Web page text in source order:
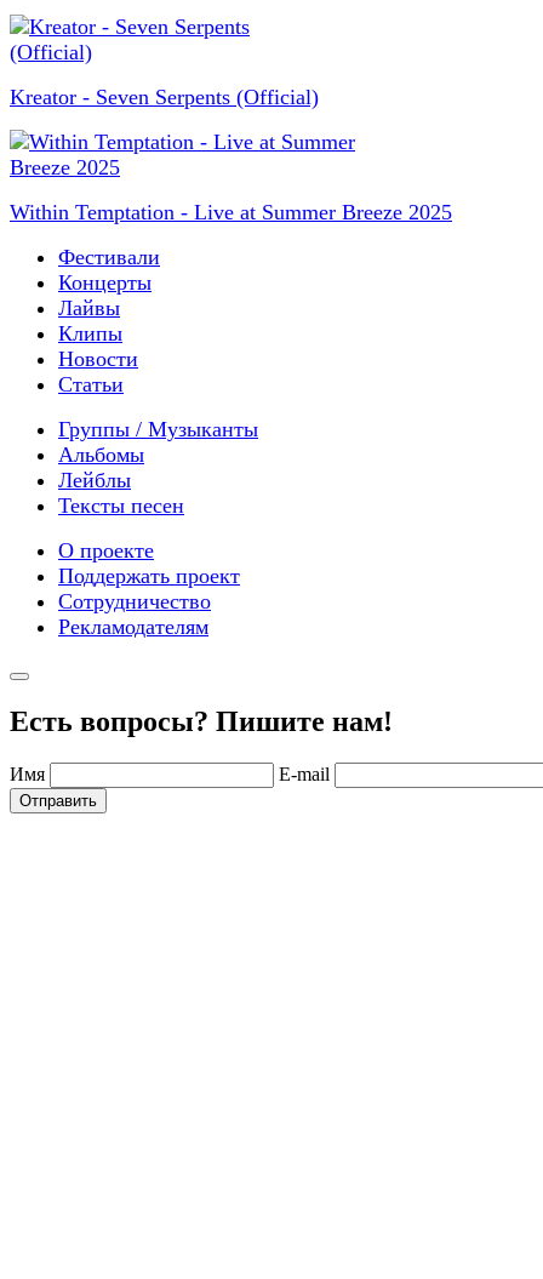
Kreator - Seven Serpents (Official)
Within Temptation - Live at Summer Breeze 2025
Фестивали
Концерты
Лайвы
Клипы
Новости
Статьи
Группы / Музыканты
Альбомы
Лейблы
Тексты песен
О проекте
Поддержать проект
Сотрудничество
Рекламодателям
Есть вопросы? Пишите нам!
Имя E-mail